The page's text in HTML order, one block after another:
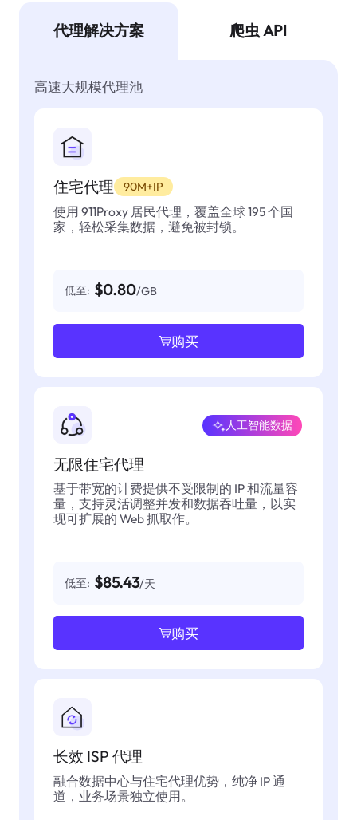
代理解决方案 爬虫 API
高速大规模代理池
住宅代理 90M+IP
使用 911Proxy 居民代理，覆盖全球 195 个国
家，轻松采集数据，避免被封锁。
低至: $0.80/GB
购买
无限住宅代理
人工智能数据
基于带宽的计费提供不受限制的 IP 和流量容
量，支持灵活调整并发和数据吞吐量，以实
现可扩展的 Web 抓取作。
低至: $85.43/天
购买
长效 ISP 代理
融合数据中心与住宅代理优势，纯净 IP 通
道，业务场景独立使用。